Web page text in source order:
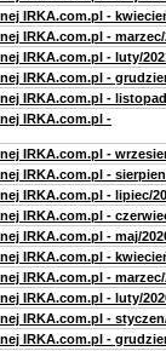
IRKA.com.pl -
IRKA.com.pl - marzec/
IRKA.com.pl - luty/
IRKA.com.pl -
IRKA.com.pl -
IRKA.com.pl -
IRKA.com.pl -
IRKA.com.pl -
IRKA.com.pl - lipiec/
IRKA.com.pl -
IRKA.com.pl - maj/
IRKA.com.pl -
IRKA.com.pl - marzec/
IRKA.com.pl - luty/
IRKA.com.pl -
IRKA.com.pl -